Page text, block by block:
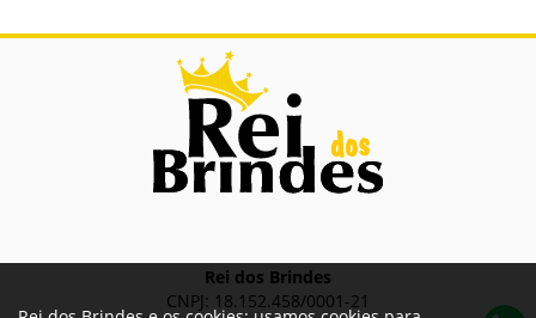
Rei dos Brindes
CNPJ: 18.152.458/0001-21